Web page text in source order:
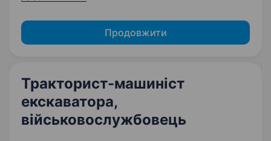
Продовжити
Тракторист-машиніст
екскаватора,
військовослужбовець